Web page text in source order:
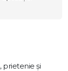
prietenie și